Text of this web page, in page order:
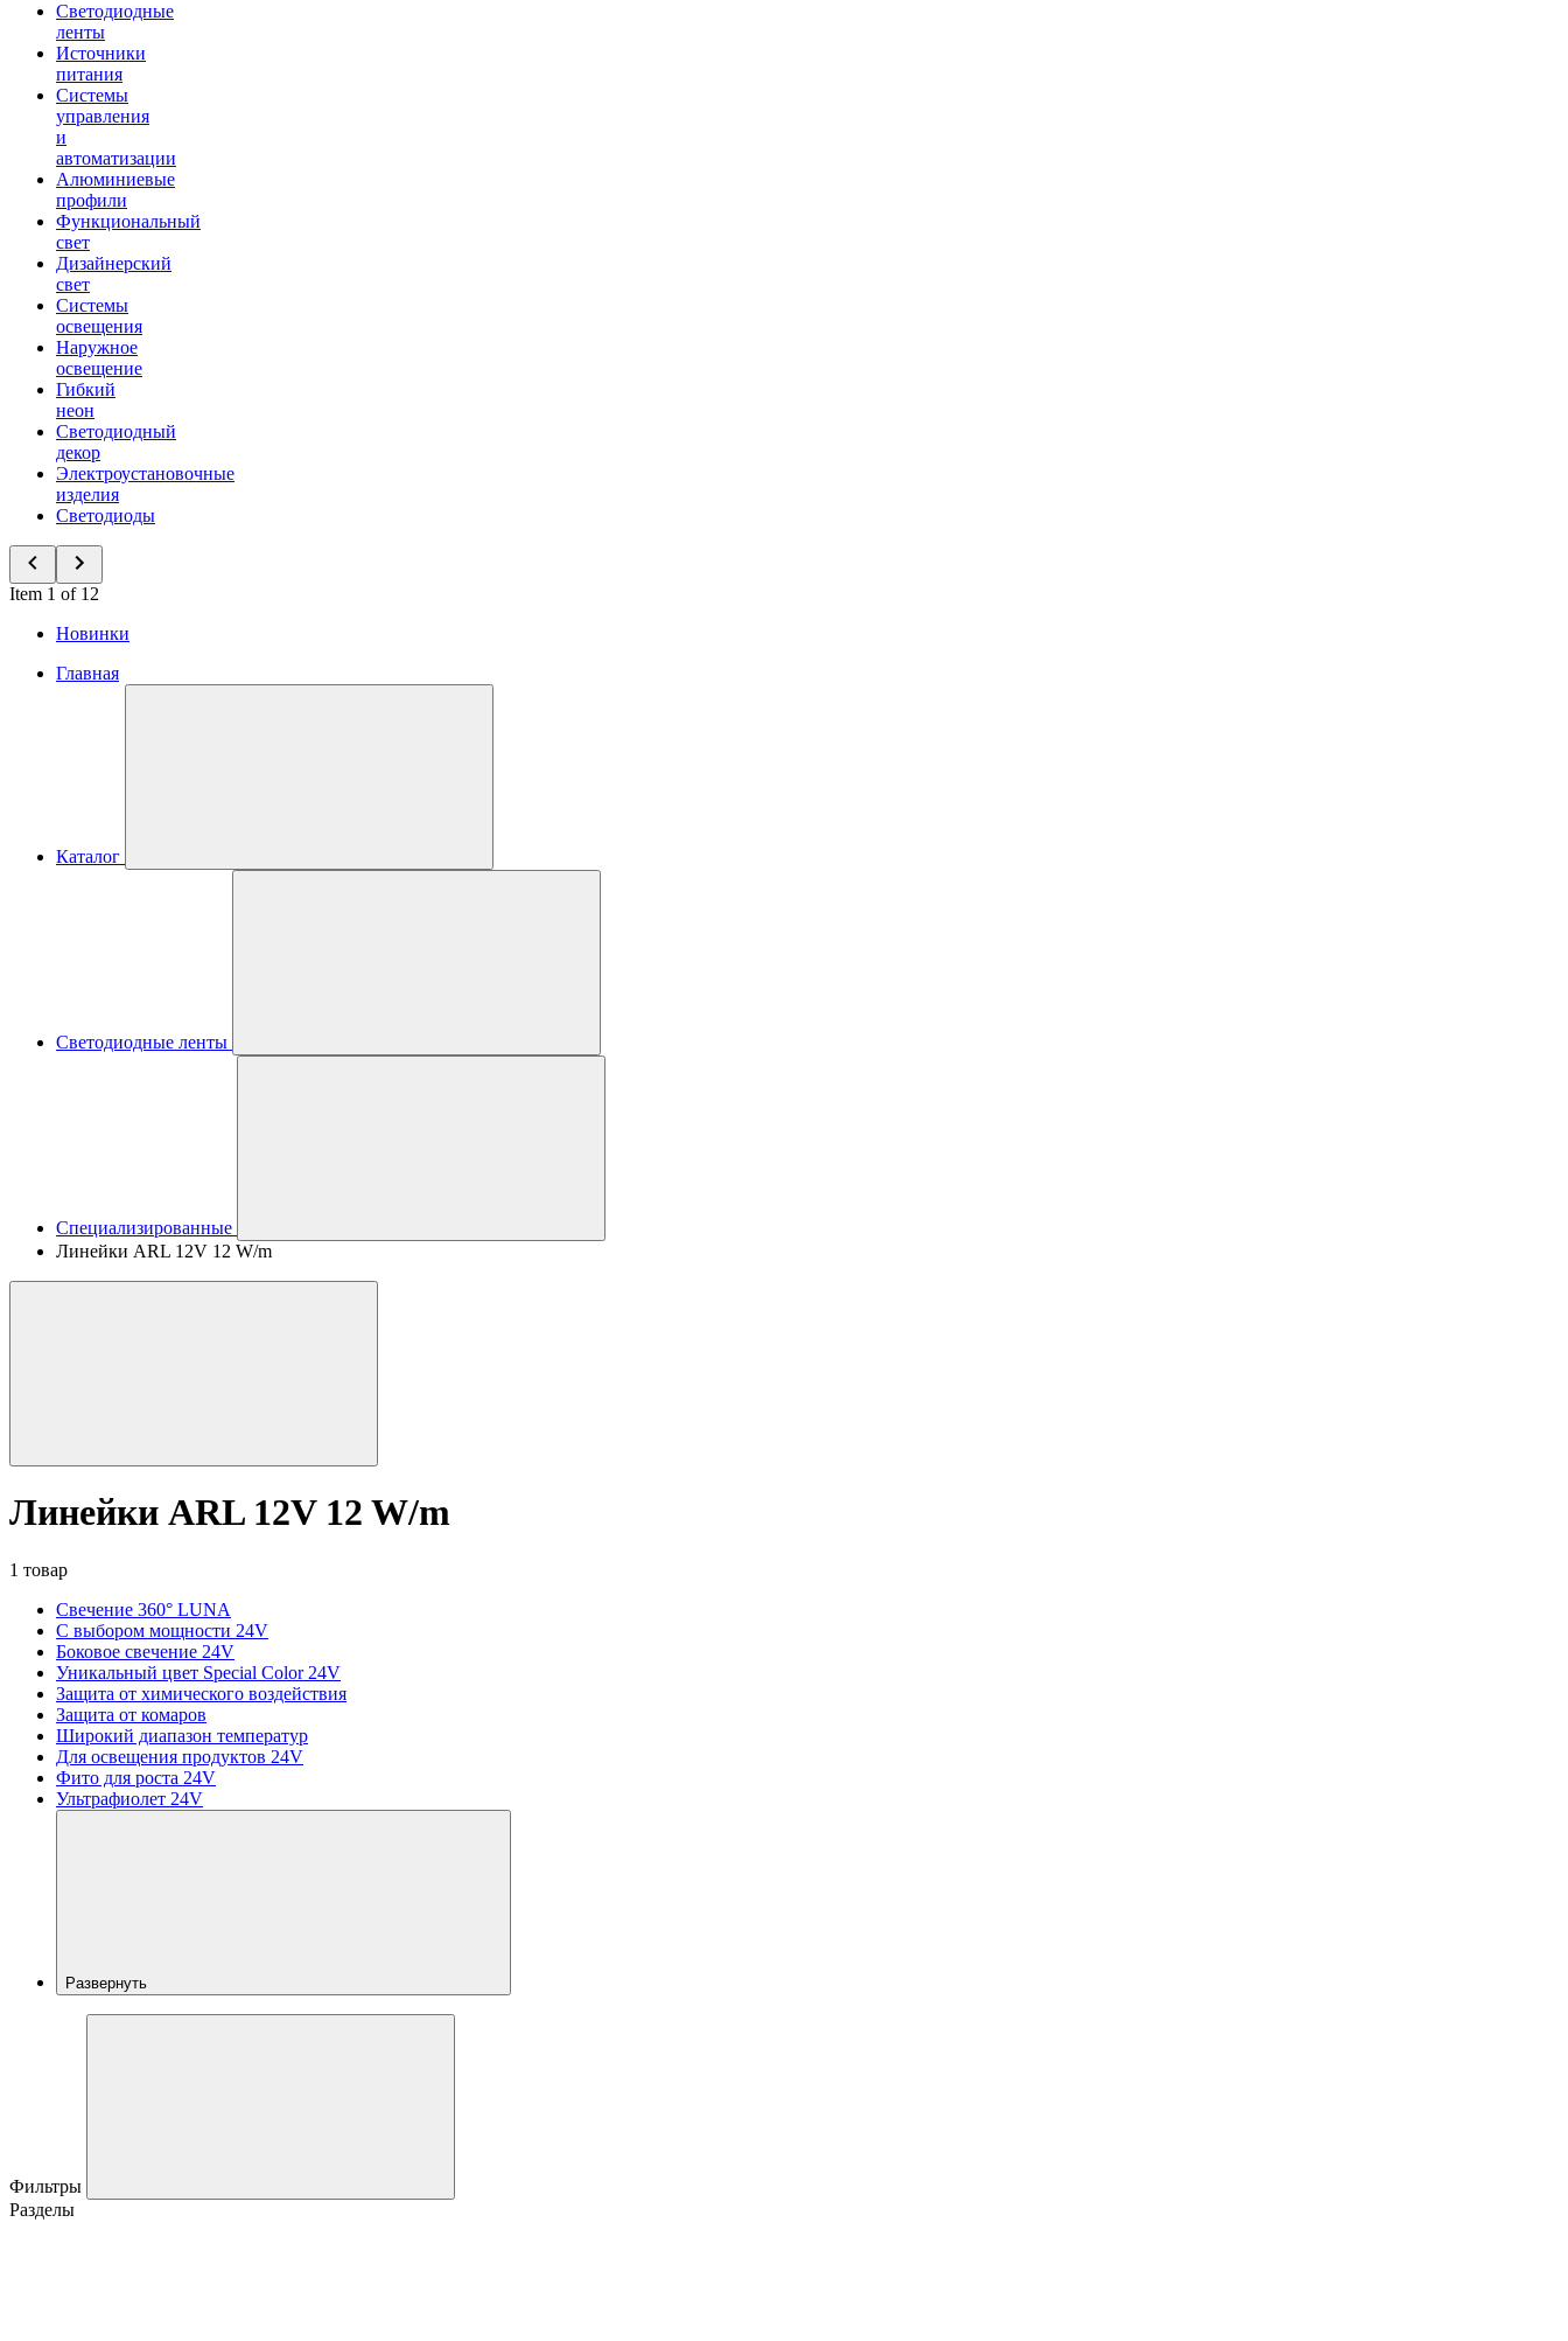
Светодиодные
ленты
Источники
питания
Системы
управления
и
автоматизации
Алюминиевые
профили
Функциональный
свет
Дизайнерский
свет
Системы
освещения
Наружное
освещение
Гибкий
неон
Светодиодный
декор
Электроустановочные
изделия
Светодиоды
Item 1 of 12
Новинки
Главная
Каталог
Светодиодные ленты
Специализированные
Линейки ARL 12V 12 W/m
Линейки ARL 12V 12 W/m
1 товар
Свечение 360° LUNA
С выбором мощности 24V
Боковое свечение 24V
Уникальный цвет Special Color 24V
Защита от химического воздействия
Защита от комаров
Широкий диапазон температур
Для освещения продуктов 24V
Фито для роста 24V
Ультрафиолет 24V
Развернуть
Фильтры
Разделы